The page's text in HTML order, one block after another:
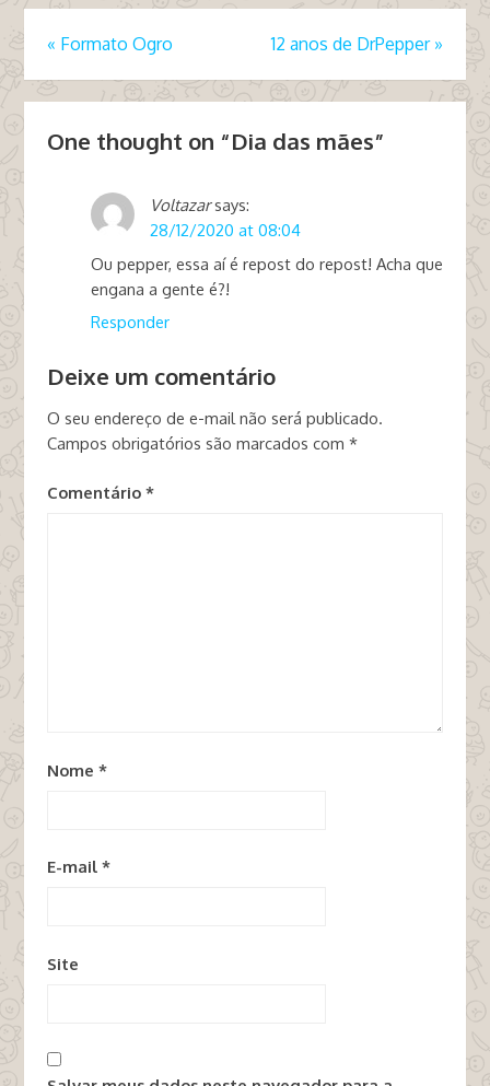
« Formato Ogro 12 anos de DrPepper »
One thought on “Dia das mães”
Voltazar says:
28/12/2020 at 08:04
Ou pepper, essa aí é repost do repost! Acha que
engana a gente é?!
Responder
Deixe um comentário
O seu endereço de e-mail não será publicado.
Campos obrigatórios são marcados com *
Comentário *
Nome *
E-mail *
Site